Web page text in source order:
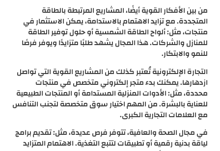
من بين الأفكار القوية أيضًا، المشاريع المرتبطة بالطاقة
المتجددة. مع تزايد الاهتمام بالاستدامة، يمكن الاستثمار في
منتجات، مثل: ألواح الطاقة الشمسية أو حلول توفير الطاقة
للمنازل والشركات. هذا المجال يشهد طلبًا متزايدًا ويوفر فرصًا
للنمو والابتكار.
التجارة الإلكترونية تُعتبر كذلك من المشاريع القوية التي تواصل
ازدهارها. يمكنك بدء متجر إلكتروني متخصص في منتجات
محددة، مثل: الأدوات المنزلية المستدامة أو المنتجات الطبيعية
للعناية بالبشرة. من المهم اختيار سوق متخصصة لتجنب التنافس
مع العلامات التجارية الكبرى.
في مجال الصحة والعافية، تتوفر فرص عديدة، مثل: تقديم برامج
لياقة بدنية رقمية أو تطبيقات لتتبع التغذية. الاهتمام المتزايد